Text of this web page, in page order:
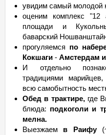
увидим самый молодой
оценим комплекс "12
площади и
баварский
прогуляемся по
Кокшаги - Амстердам
И отдельно
традициями
всю самобытность
Обед в трактире,где
блюда: подкоголи и
мелна.
Выезжаем в Раифу